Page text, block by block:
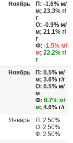
Ноябрь
П: -1.6% м/
м; 23.3% г/
г
О: -0.9% м/
м; 21.1% г/
г
Ф: -1.5% м/
м; 22.2% г/
г
Ноябрь
П: 0.5% м/
м; 3.6% г/г
О: 0.5% м/
м
Ф: 0.7% м/
м; 4.6% г/г
Январь
П: 2.50%
О: 2.50%
Ф: 2.50%